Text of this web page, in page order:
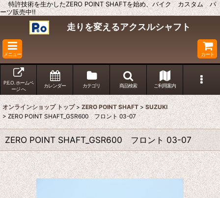
特許技術を生かしたZERO POINT SHAFTを始め、バイク カスタム パ
ーツ販売中!!
走りを変えるアクスルシャフト
メニュー カート
P.E.O. ホームペ
ージ へ
カレンダー カテゴリ 商品検索 ご利用案内
オンラインショップ トップ > ZERO POINT SHAFT > SUZUKI
> ZERO POINT SHAFT_GSR600 フロント 03-07
ZERO POINT SHAFT_GSR600 フロント 03-07